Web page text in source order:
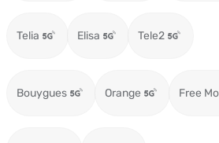
Telia Elisa Tele2
Bouygues Orange Free